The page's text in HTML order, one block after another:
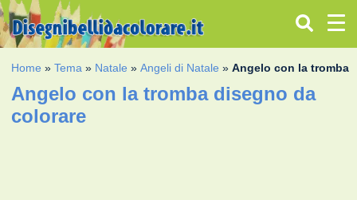
Home »Tema » Natale »Angeli di Natale »Angelo con la tromba
Angelo con la tromba disegno da
colorare